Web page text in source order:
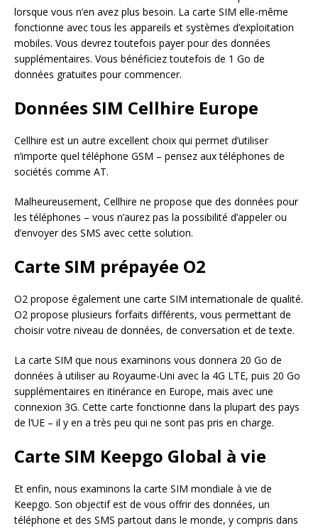
lorsque vous n’en avez plus besoin. La carte SIM elle-même
fonctionne avec tous les appareils et systèmes d’exploitation
mobiles. Vous devrez toutefois payer pour des données
supplémentaires. Vous bénéficiez toutefois de 1 Go de
données gratuites pour commencer.
Données SIM Cellhire Europe
Cellhire est un autre excellent choix qui permet d’utiliser
n’importe quel téléphone GSM – pensez aux téléphones de
sociétés comme AT.
Malheureusement, Cellhire ne propose que des données pour
les téléphones – vous n’aurez pas la possibilité d’appeler ou
d’envoyer des SMS avec cette solution.
Carte SIM prépayée O2
O2 propose également une carte SIM internationale de qualité.
O2 propose plusieurs forfaits différents, vous permettant de
choisir votre niveau de données, de conversation et de texte.
La carte SIM que nous examinons vous donnera 20 Go de
données à utiliser au Royaume-Uni avec la 4G LTE, puis 20 Go
supplémentaires en itinérance en Europe, mais avec une
connexion 3G. Cette carte fonctionne dans la plupart des pays
de l’UE – il y en a très peu qui ne sont pas pris en charge.
Carte SIM Keepgo Global à vie
Et enfin, nous examinons la carte SIM mondiale à vie de
Keepgo. Son objectif est de vous offrir des données, un
téléphone et des SMS partout dans le monde, y compris dans